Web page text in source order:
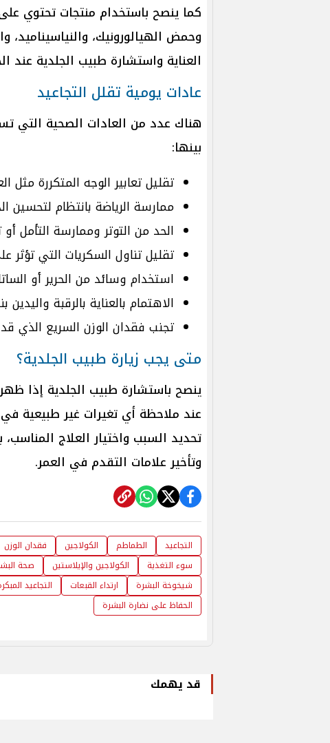
وحمض الهيالورونيك، والنياسيناميد،
العناية واستشارة طبيب الجلدية عند
عادات يومية تقلل التجاعيد
هناك عدد من العادات الصحية التي
بينها:
تقليل تعابير الوجه المتكررة مثل
ممارسة الرياضة بانتظام لتحسين
الحد من التوتر وممارسة التأمل
تقليل تناول السكريات التي تؤثر
استخدام وسائد من الحرير أو
الاهتمام بالعناية بالرقبة
تجنب فقدان الوزن السريع الذي
متى يجب زيارة طبيب الجلدية؟
ينصح باستشارة طبيب الجلدية إذا
عند ملاحظة أي تغيرات غير طبيعية
تحديد السبب واختيار العلاج
وتأخير علامات التقدم في العمر.
التجاعيد الطماطم الكولاجين فقدان الوزن
سوء التغذية
الكولاجين والإيلاستين صحة
شيخوخة البشرة
ارتداء القبعات التجاعيد
الحفاظ على نضارة البشرة
قد يهمك